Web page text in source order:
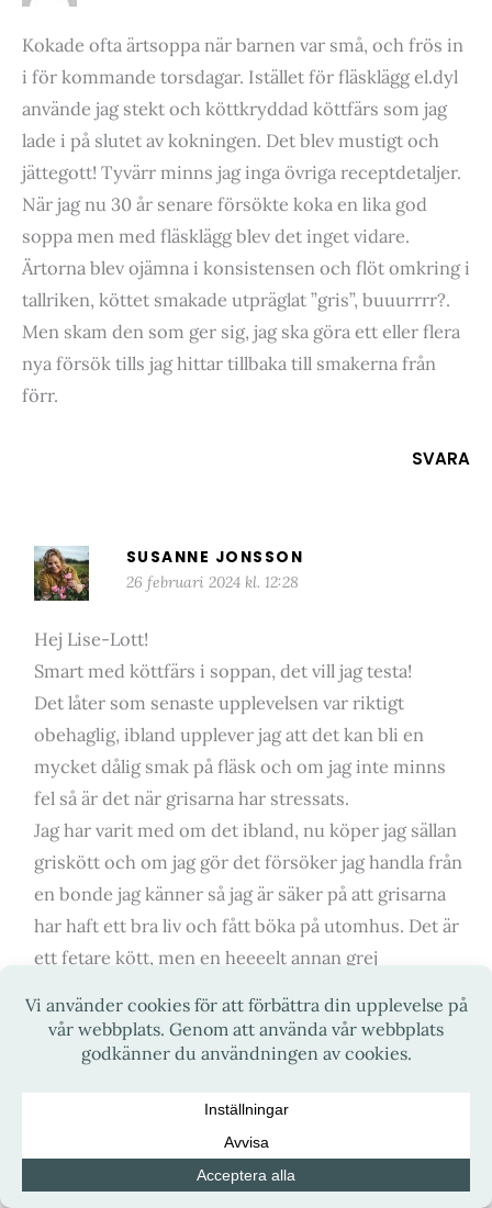
Kokade ofta ärtsoppa när barnen var små, och frös in
i för kommande torsdagar. Istället för fläsklägg el.dyl
använde jag stekt och köttkryddad köttfärs som jag
lade i på slutet av kokningen. Det blev mustigt och
jättegott! Tyvärr minns jag inga övriga receptdetaljer.
När jag nu 30 år senare försökte koka en lika god
soppa men med fläsklägg blev det inget vidare.
Ärtorna blev ojämna i konsistensen och flöt omkring i
tallriken, köttet smakade utpräglat ”gris”, buuurrrr?.
Men skam den som ger sig, jag ska göra ett eller flera
nya försök tills jag hittar tillbaka till smakerna från
förr.
SVARA
SUSANNE JONSSON
26 februari 2024 kl. 12:28
Hej Lise-Lott!
Smart med köttfärs i soppan, det vill jag testa!
Det låter som senaste upplevelsen var riktigt
obehaglig, ibland upplever jag att det kan bli en
mycket dålig smak på fläsk och om jag inte minns
fel så är det när grisarna har stressats.
Jag har varit med om det ibland, nu köper jag sällan
griskött och om jag gör det försöker jag handla från
en bonde jag känner så jag är säker på att grisarna
har haft ett bra liv och fått böka på utomhus. Det är
ett fetare kött, men en heeeelt annan grej
förr i tiden har jag fått berättat för mig.
Min mamma har också haft den upplevelsen med
Och vet du, jag kör oftast vegetarisk nu, med lök
och morot så funkar den för alla. Men jag tror att det